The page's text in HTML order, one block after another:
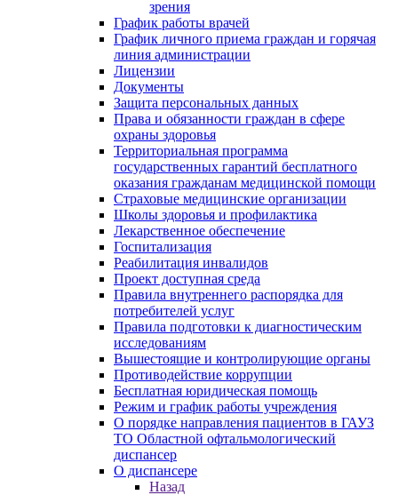
зрения
График работы врачей
График личного приема граждан и горячая
линия администрации
Лицензии
Документы
Защита персональных данных
Права и обязанности граждан в сфере
охраны здоровья
Территориальная программа
государственных гарантий бесплатного
оказания гражданам медицинской помощи
Страховые медицинские организации
Школы здоровья и профилактика
Лекарственное обеспечение
Госпитализация
Реабилитация инвалидов
Проект доступная среда
Правила внутреннего распорядка для
потребителей услуг
Правила подготовки к диагностическим
исследованиям
Вышестоящие и контролирующие органы
Противодействие коррупции
Бесплатная юридическая помощь
Режим и график работы учреждения
О порядке направления пациентов в ГАУЗ
ТО Областной офтальмологический
диспансер
О диспансере
Назад